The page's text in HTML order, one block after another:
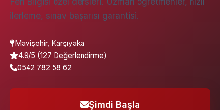
ilerleme, sınav başarısı garantisi.
Mavişehir, Karşıyaka
4.9/5 (127 Değerlendirme)
0542 782 58 62
Şimdi Başla